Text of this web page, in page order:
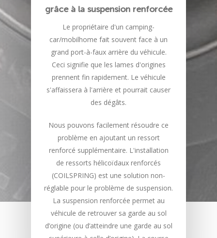
grâce à la suspension renforcée
Le propriétaire d'un camping-
car/mobilhome fait souvent face à un
grand port-à-faux arrière du véhicule.
Ceci signifie que les lames d'origines
prennent fin rapidement. Le véhicule
s'affaissera à l'arrière et pourrait causer
des dégâts.
Nous pouvons facilement résoudre ce
problème en ajoutant un ressort
renforcé supplémentaire. L'installation
de ressorts hélicoïdaux renforcés
(COILSPRING) est une solution non-
réglable pour le problème de suspension.
La suspension renforcée permet au
véhicule de retrouver sa garde au sol
d’origine (ou d’atteindre une garde au sol